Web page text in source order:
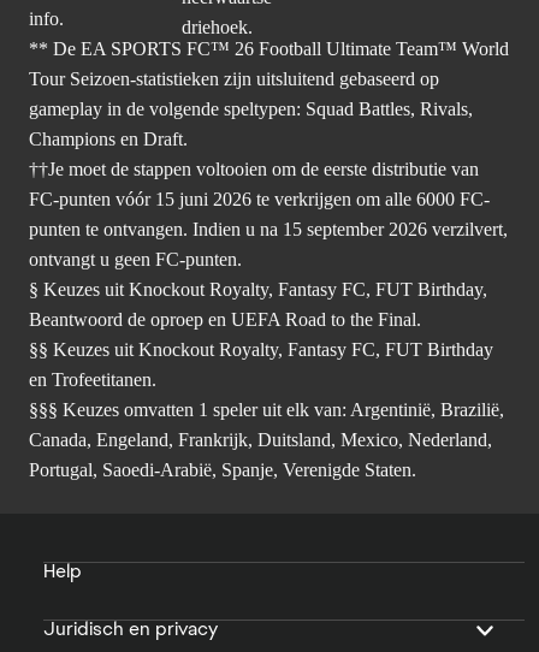
info.
** De EA SPORTS FC™ 26 Football Ultimate Team™ World
Tour Seizoen-statistieken zijn uitsluitend gebaseerd op
gameplay in de volgende speltypen: Squad Battles, Rivals,
Champions en Draft.
††Je moet de stappen voltooien om de eerste distributie van
FC-punten vóór 15 juni 2026 te verkrijgen om alle 6000 FC-
punten te ontvangen. Indien u na 15 september 2026 verzilvert,
ontvangt u geen FC-punten.
§ Keuzes uit Knockout Royalty, Fantasy FC, FUT Birthday,
Beantwoord de oproep en UEFA Road to the Final.
§§ Keuzes uit Knockout Royalty, Fantasy FC, FUT Birthday
en Trofeetitanen.
§§§ Keuzes omvatten 1 speler uit elk van: Argentinië, Brazilië,
Canada, Engeland, Frankrijk, Duitsland, Mexico, Nederland,
Portugal, Saoedi-Arabië, Spanje, Verenigde Staten.
Help
Juridisch en privacy